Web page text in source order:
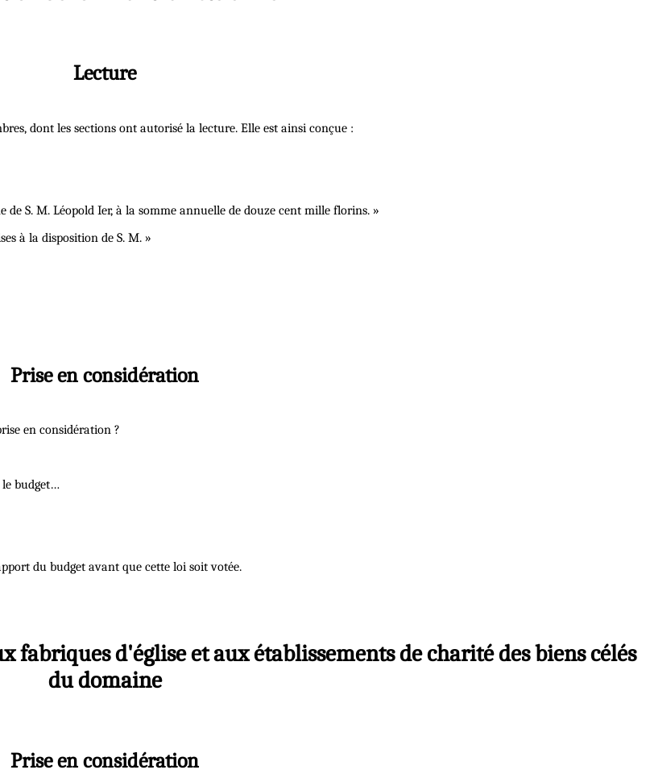
Lecture
dont les sections ont autorisé la lecture. Elle est ainsi conçue :
S. M. Léopold Ier, à la somme annuelle de douze cent mille florins. »
à la disposition de S. M. »
Prise en considération
en considération ?
le budget…
du budget avant que cette loi soit votée.
d'église et aux établissements de charité des biens célés
du domaine
Prise en considération